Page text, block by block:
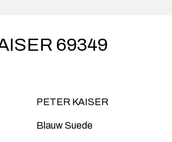
69349
PETER KAISER
Blauw Suede